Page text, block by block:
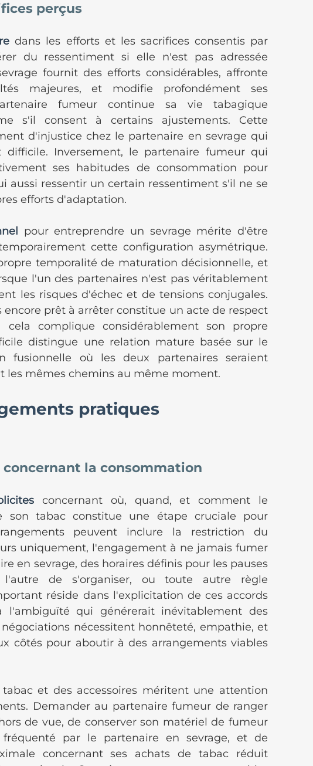
perçus
dans les efforts et les sacrifices consentis par
du ressentiment si elle n'est pas adressée
fournit des efforts considérables, affronte
majeures, et modifie profondément ses
fumeur continue sa vie tabagique
s'il consent à certains ajustements. Cette
d'injustice chez le partenaire en sevrage qui
Inversement, le partenaire fumeur qui
ses habitudes de consommation pour
aussi ressentir un certain ressentiment s'il ne se
efforts d'adaptation.
pour entreprendre un sevrage mérite d'être
cette configuration asymétrique.
temporalité de maturation décisionnelle, et
l'un des partenaires n'est pas véritablement
les risques d'échec et de tensions conjugales.
prêt à arrêter constitue un acte de respect
complique considérablement son propre
distingue une relation mature basée sur le
fusionnelle où les deux partenaires seraient
les mêmes chemins au même moment.
pratiques
la consommation
concernant où, quand, et comment le
son tabac constitue une étape cruciale pour
peuvent inclure la restriction du
uniquement, l'engagement à ne jamais fumer
en sevrage, des horaires définis pour les pauses
de s'organiser, ou toute autre règle
réside dans l'explicitation de ces accords
qui générerait inévitablement des
nécessitent honnêteté, empathie, et
côtés pour aboutir à des arrangements viables
et des accessoires méritent une attention
Demander au partenaire fumeur de ranger
de vue, de conserver son matériel de fumeur
par le partenaire en sevrage, et de
concernant ses achats de tabac réduit